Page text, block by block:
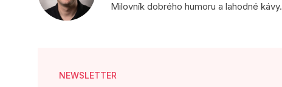
Milovník dobrého humoru a lahodné kávy.
NEWSLETTER